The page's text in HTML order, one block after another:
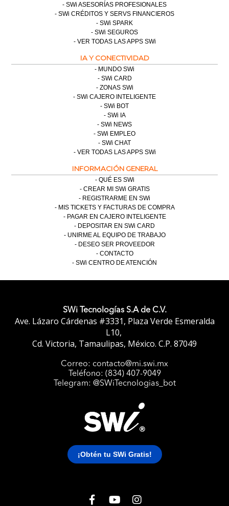
SWi ASESORÍAS PROFESIONALES
SWi CRÉDITOS Y SERVS FINANCIEROS
SWi SPARK
SWi SEGUROS
VER TODAS LAS APPS SWi
IA Y CONECTIVIDAD
MUNDO SWi
SWi CARD
ZONAS SWi
SWi CAJERO INTELIGENTE
SWi BOT
SWi IA
SWi NEWS
SWi EMPLEO
SWi CHAT
VER TODAS LAS APPS SWi
INFORMACIÓN GENERAL
QUÉ ES SWi
CREAR MI SWi GRATIS
REGISTRARME EN SWi
MIS TICKETS Y FACTURAS DE COMPRA
PAGAR EN CAJERO INTELIGENTE
DEPOSITAR EN SWi CARD
UNIRME AL EQUIPO DE TRABAJO
DESEO SER PROVEEDOR
CONTACTO
SWi CENTRO DE ATENCIÓN
SWi Tecnologías S.A de C.V.
Ave. Lázaro Cárdenas #3331, Plaza Verde Esmeralda
L10,
Cd. Victoria, Tamaulipas, México. C.P. 87049
Correo: contacto@mi.swi.mx
Teléfono: (834) 407-9049
Telegram: @SWiTecnologias_bot
¡Obtén tu SWi Gratis!